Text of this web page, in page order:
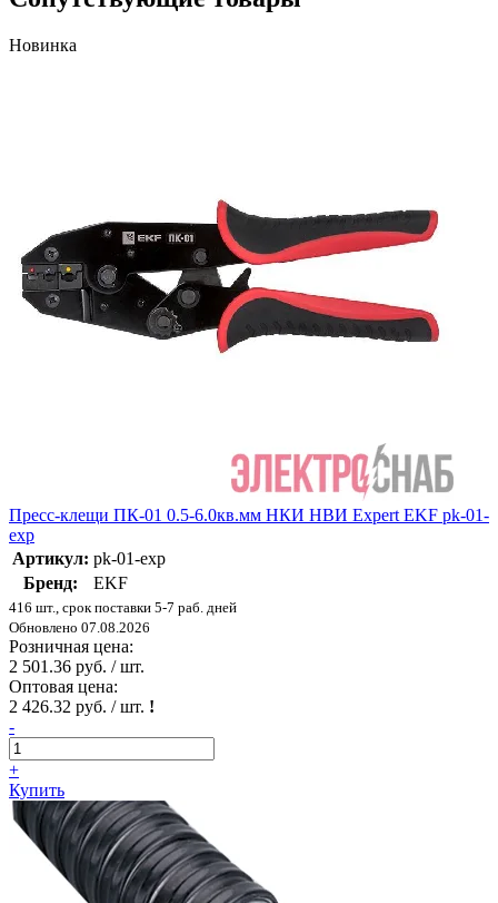
Новинка
Пресс-клещи ПК-01 0.5-6.0кв.мм НКИ НВИ Expert EKF pk-01-
exp
Артикул: pk-01-exp
Бренд:
EKF
416 шт., срок поставки 5-7 раб. дней
Обновлено 07.08.2026
Розничная цена:
2 501.36 руб. / шт.
Оптовая цена:
2 426.32 руб. / шт. !
-
+
Купить